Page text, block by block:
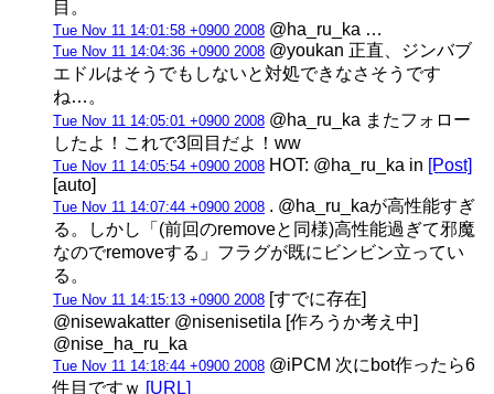
目。
Tue Nov 11 14:01:58 +0900 2008 @ha_ru_ka …
Tue Nov 11 14:04:36 +0900 2008 @youkan 正直、ジンバブ
エドルはそうでもしないと対処できなさそうです
ね…。
Tue Nov 11 14:05:01 +0900 2008 @ha_ru_ka またフォロー
したよ！これで3回目だよ！ww
Tue Nov 11 14:05:54 +0900 2008 HOT: @ha_ru_ka in [Post]
[auto]
Tue Nov 11 14:07:44 +0900 2008 . @ha_ru_kaが高性能すぎ
る。しかし「(前回のremoveと同様)高性能過ぎて邪魔
なのでremoveする」フラグが既にビンビン立ってい
る。
Tue Nov 11 14:15:13 +0900 2008 [すでに存在]
@nisewakatter @nisenisetila [作ろうか考え中]
@nise_ha_ru_ka
Tue Nov 11 14:18:44 +0900 2008 @iPCM 次にbot作ったら6
件目ですｗ [URL]